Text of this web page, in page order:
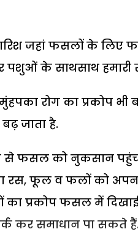
जहां फसलों के लिए
के साथसाथ हमारी
रोग का प्रकोप भी
बढ़ जाता है.
फसल को नुकसान
रस, फूल व फलों को
प्रकोप फसल में
कर समाधान पा सकते हैं.